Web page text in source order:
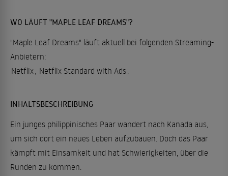
WO LÄUFT "MAPLE LEAF DREAMS"?
"Maple Leaf Dreams" läuft aktuell bei folgenden Streaming-
Anbietern:
Netflix Netflix Standard with Ads
INHALTSBESCHREIBUNG
Ein junges philippinisches Paar wandert nach Kanada aus,
um sich dort ein neues Leben aufzubauen. Doch das Paar
kämpft mit Einsamkeit und hat Schwierigkeiten, über die
Runden zu kommen.